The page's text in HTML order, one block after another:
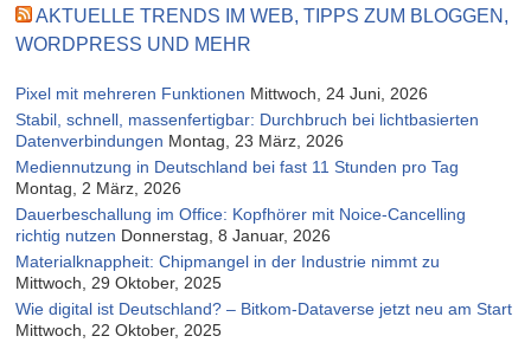
AKTUELLE TRENDS IM WEB, TIPPS ZUM BLOGGEN,
WORDPRESS UND MEHR
Pixel mit mehreren Funktionen Mittwoch, 24 Juni, 2026
Stabil, schnell, massenfertigbar: Durchbruch bei lichtbasierten
Datenverbindungen Montag, 23 März, 2026
Mediennutzung in Deutschland bei fast 11 Stunden pro Tag
Montag, 2 März, 2026
Dauerbeschallung im Office: Kopfhörer mit Noice-Cancelling
richtig nutzen Donnerstag, 8 Januar, 2026
Materialknappheit: Chipmangel in der Industrie nimmt zu
Mittwoch, 29 Oktober, 2025
Wie digital ist Deutschland? – Bitkom-Dataverse jetzt neu am Start
Mittwoch, 22 Oktober, 2025